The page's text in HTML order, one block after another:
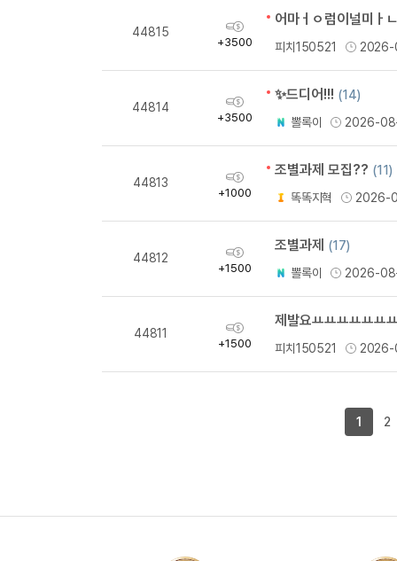
44815
획
득
+3500
어마ㅓㅇ럼이널미ㅏ
피치150521
44814
획
득
+3500
✨드디어!!! (14)
뽈록이
2026-
44813
획
득
+1000
조별과제 모집?? (11)
똑똑지혁
2026-
44812
획
득
+1500
조별과제 (17)
뽈록이
2026-
44811
획
득
+1500
제발요ㅛㅛㅛㅛㅛㅛ
피치150521
1 2